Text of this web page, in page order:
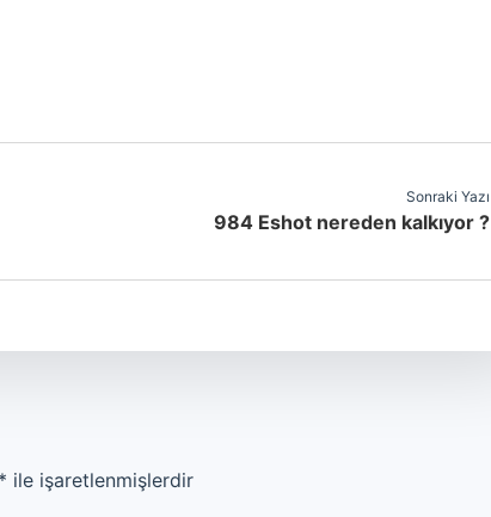
Sonraki Yazı
984 Eshot nereden kalkıyor ?
* ile işaretlenmişlerdir